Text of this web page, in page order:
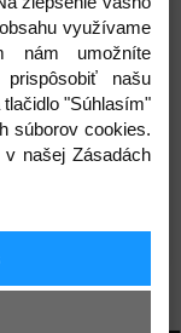
MINION DHF
- 3CT/EXO+/TR,
produktu
využívame
nám umožníte
našu
"Súhlasím"
súborov cookies.
našej Zásadách